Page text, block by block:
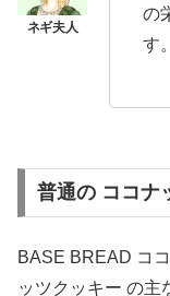
の
す。
普通の ココナ
BASE BREAD コ
ッツクッキー の主